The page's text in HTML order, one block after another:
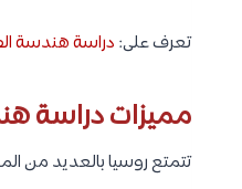
تعرف على: دراسة هندسة
مميزات دراسة
تتمتع روسيا بالعديد من